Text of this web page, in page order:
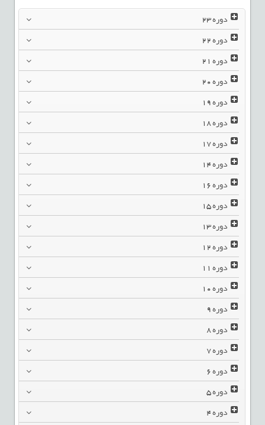
دوره23
دوره22
دوره21
دوره20
دوره19
دوره18
دوره17
دوره14
دوره16
دوره15
دوره13
دوره12
دوره11
دوره10
دوره9
دوره8
دوره7
دوره6
دوره5
دوره4